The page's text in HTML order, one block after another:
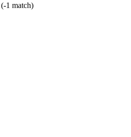
1 match)